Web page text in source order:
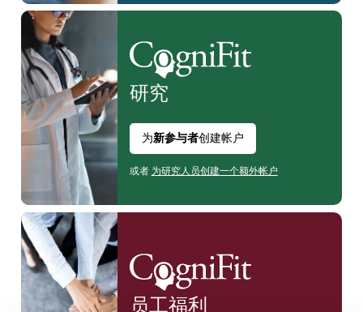
研究
为新参与者创建帐户
或者 为研究人员创建一个额外帐户
员工福利